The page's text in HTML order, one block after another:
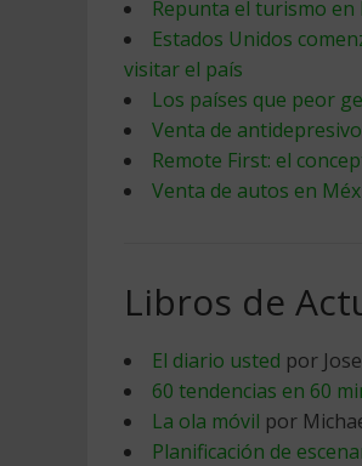
Repunta el turismo
Estados Unidos
visitar el país
Los países que peor
Venta de
Remote First: el
Venta de autos en
Libros de
El diario usted por
60 tendencias en 60
La ola móvil por
Planificación de